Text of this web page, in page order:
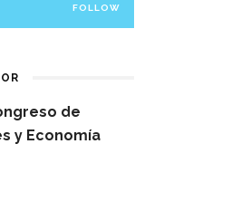
FOLLOW
de
y Economía